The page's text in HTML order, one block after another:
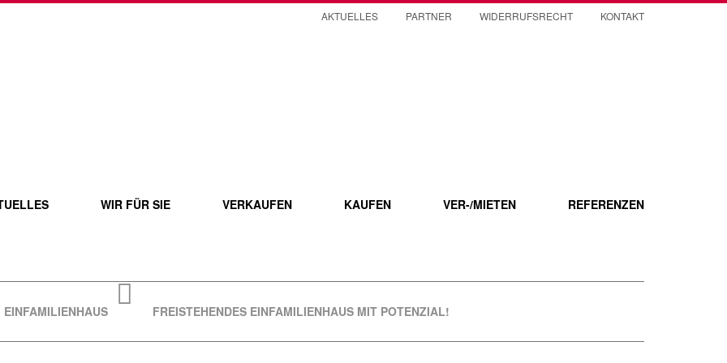
WIR FÜR SIE VERKAUFEN KAUFEN VER-/MIETEN REFERENZEN
AKTUELLES PARTNER WIDERRUFSRECHT KONTAKT
EINFAMILIENHAUS FREISTEHENDES EINFAMILIENHAUS MIT POTENZIAL!